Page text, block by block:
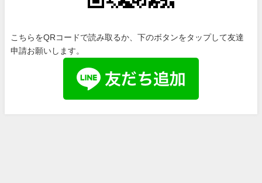
こちらをQRコードで読み取るか、下のボタンをタップして友達
申請お願いします。